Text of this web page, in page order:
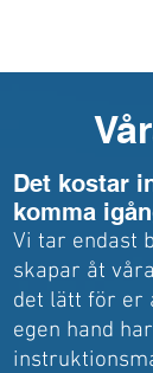
Det kostar
komma
Vi tar endast
skapar åt
det lätt för er
egen hand